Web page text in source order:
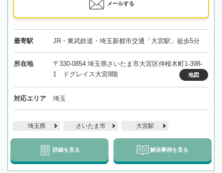
メールする
最寄駅 JR・東武鉄道・埼玉新都市交通「大宮駅」徒歩5分
所在地
〒330-0854 埼玉県さいたま市大宮区仲桜木町1-398-
1 ドグレイス大宮8階
地図
対応エリア 埼玉
埼玉県 さいたま市 大宮駅
詳細を見る 解決事例を見る